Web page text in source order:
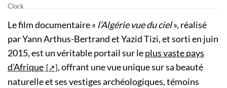
Le film documentaire « l’Algérie vue du ciel», réalisé
par Yann Arthus-Bertrand et Yazid Tizi, et sorti en juin
2015, est un véritable portail sur leplus vaste pays
d’Afrique
, offrant une vue unique sur sa beauté
naturelle et ses vestiges archéologiques, témoins